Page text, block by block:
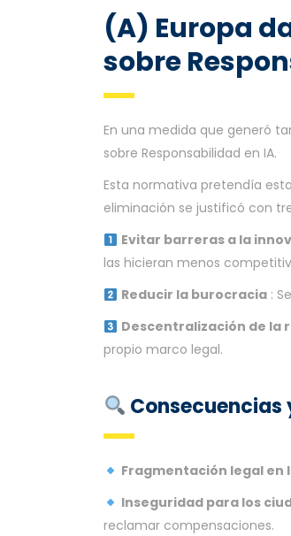
(A) Europa
sobre
En una medida que generó
sobre Responsabilidad en IA.
Esta normativa pretendía
eliminación se justificó con
Evitar barreras a la
las hicieran menos
Reducir la burocracia:
Descentralización de la
propio marco legal.
Consecuencias
Fragmentación legal en
Inseguridad para los
reclamar compensaciones.